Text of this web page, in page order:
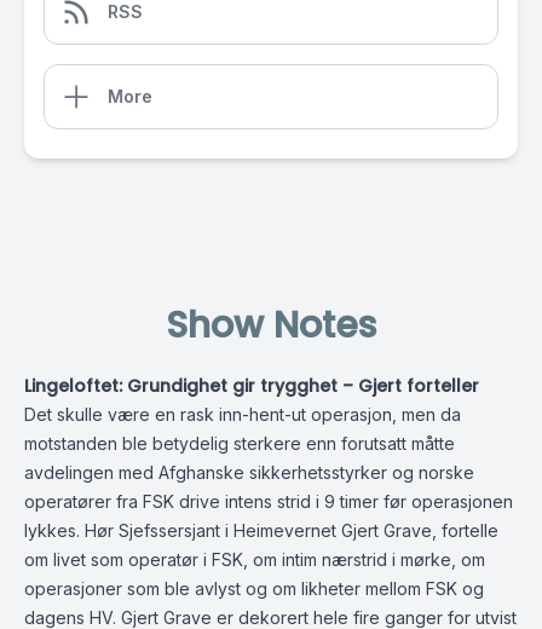
RSS
More
Show Notes
Lingeloftet: Grundighet gir trygghet – Gjert forteller
Det skulle være en rask inn-hent-ut operasjon, men da
motstanden ble betydelig sterkere enn forutsatt måtte
avdelingen med Afghanske sikkerhetsstyrker og norske
operatører fra FSK drive intens strid i 9 timer før operasjonen
lykkes. Hør Sjefssersjant i Heimevernet Gjert Grave, fortelle
om livet som operatør i FSK, om intim nærstrid i mørke, om
operasjoner som ble avlyst og om likheter mellom FSK og
dagens HV. Gjert Grave er dekorert hele fire ganger for utvist